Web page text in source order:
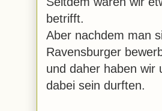
betrifft.
Aber nachdem man
Ravensburger
und daher haben wir
dabei sein durften.